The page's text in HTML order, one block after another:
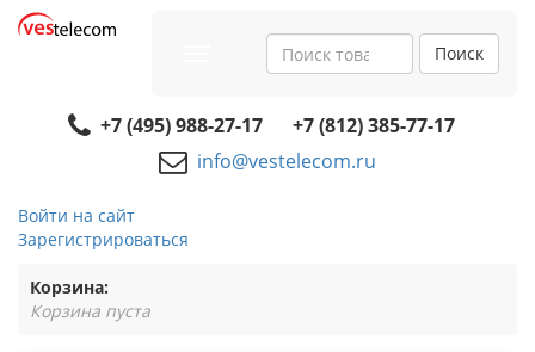
navigation
Поиск
+7 (495) 988-27-17
+7 (812) 385-77-17
info@vestelecom.ru
Войти на сайт
Зарегистрироваться
Корзина:
Корзина пуста